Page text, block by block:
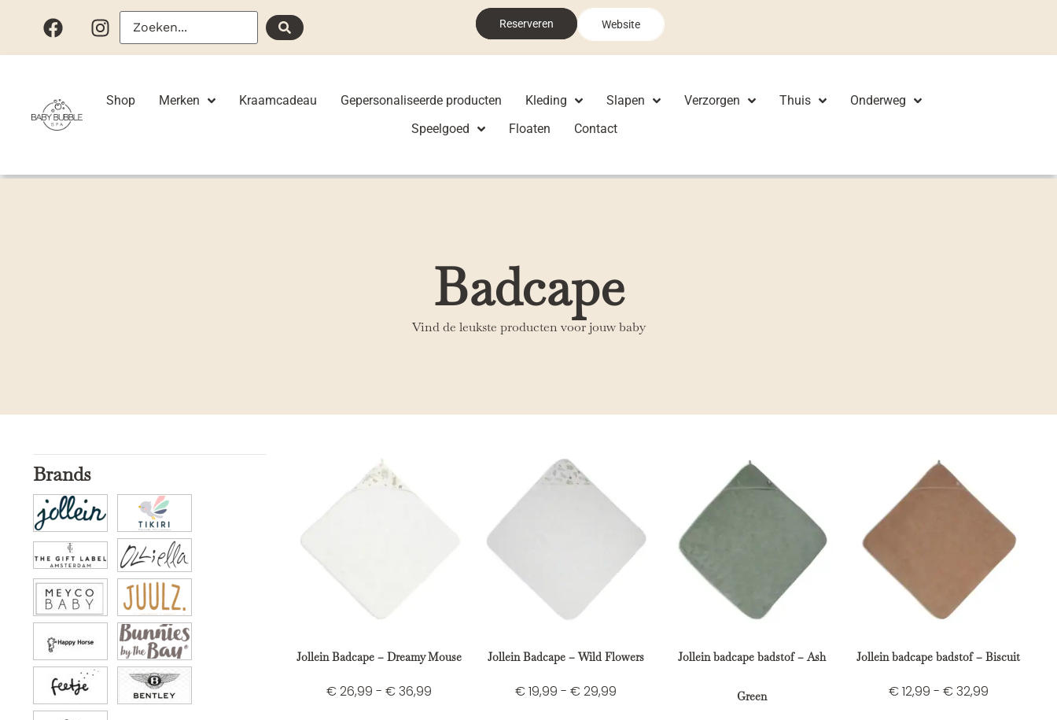
Reserveren Website
Shop Merken Kraamcadeau Gepersonaliseerde producten Kleding Slapen Verzorgen Thuis
Onderweg
Speelgoed
Floaten Contact
Badcape
Vind de leukste producten voor jouw baby
Brands
Jollein Badcape – Dreamy Mouse
€26,99 - €36,99
Jollein Badcape – Wild Flowers
€19,99 - €29,99
Jollein badcape badstof – Ash
Green
Jollein badcape badstof – Biscuit
€12,99 - €32,99